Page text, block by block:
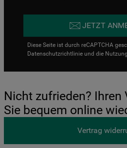
JETZT
Diese Seite ist durch reCAPTCHA
Datenschutzrichtlinie und die
Nicht zufrieden? Ihren
Sie bequem online
Vertrag